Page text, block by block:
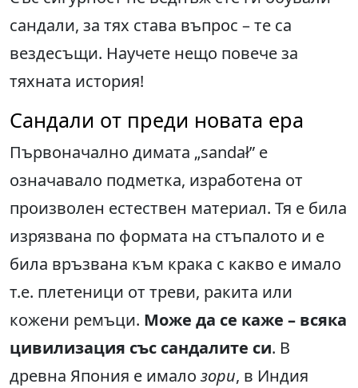
сандали, за тях става въпрос – те са
вездесъщи. Научете нещо повече за
тяхната история!
Сандали от преди новата ера
Първоначално димата „sandał” е
означавало подметка, изработена от
произволен естествен материал. Тя е била
изрязвана по формата на стъпалото и е
била връзвана към крака с какво е имало
т.е. плетеници от треви, ракита или
кожени ремъци. Може да се каже – всяка
цивилизация със сандалите си. В
древна Япония е имало зори, в Индия